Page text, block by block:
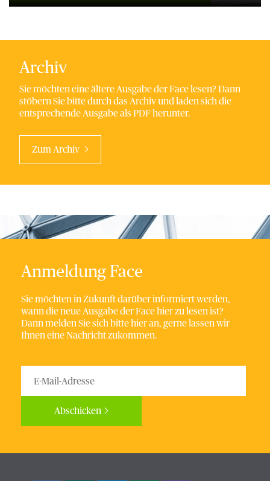
Archiv
Sie möchten eine ältere Ausgabe der Face lesen? Dann
stöbern Sie bitte durch das Archiv und laden sich die
entsprechende Ausgabe als PDF herunter.
Zum Archiv
Anmeldung Face
Sie möchten in Zukunft darüber informiert werden,
wann die neue Ausgabe der Face hier zu lesen ist?
Dann melden Sie sich bitte hier an, gerne lassen wir
Ihnen eine Nachricht zukommen.
Bitte nicht ausfüllen.
Abschicken